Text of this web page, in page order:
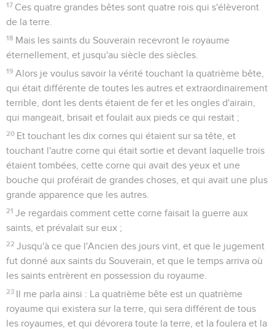
17 Ces quatre grandes bêtes sont quatre rois qui s'élèveront
de la terre.
18 Mais les saints du Souverain recevront le royaume
éternellement, et jusqu'au siècle des siècles.
19 Alors je voulus savoir la vérité touchant la quatrième bête,
qui était différente de toutes les autres et extraordinairement
terrible, dont les dents étaient de fer et les ongles d'airain,
qui mangeait, brisait et foulait aux pieds ce qui restait ;
20 Et touchant les dix cornes qui étaient sur sa tête, et
touchant l'autre corne qui était sortie et devant laquelle trois
étaient tombées, cette corne qui avait des yeux et une
bouche qui proférait de grandes choses, et qui avait une plus
grande apparence que les autres.
21 Je regardais comment cette corne faisait la guerre aux
saints, et prévalait sur eux ;
22 Jusqu'à ce que l'Ancien des jours vint, et que le jugement
fut donné aux saints du Souverain, et que le temps arriva où
les saints entrèrent en possession du royaume.
23 Il me parla ainsi : La quatrième bête est un quatrième
royaume qui existera sur la terre, qui sera différent de tous
les royaumes, et qui dévorera toute la terre, et la foulera et la